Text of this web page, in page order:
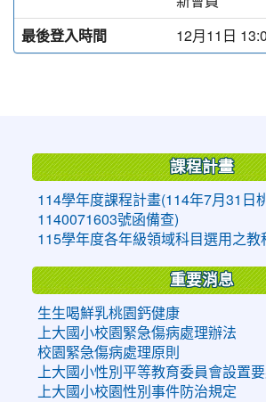
最後登入時間
12月11日
課程計畫
114學年度課程計畫(114年7月31日
1140071603號函備查)
115學年度各年級領域科目選用之教
重要消息
生生喝鮮乳桃園鈣健康
上大國小校園緊急傷病處理辦法
校園緊急傷病處理原則
上大國小性別平等教育委員會設置
上大國小校園性別事件防治規定